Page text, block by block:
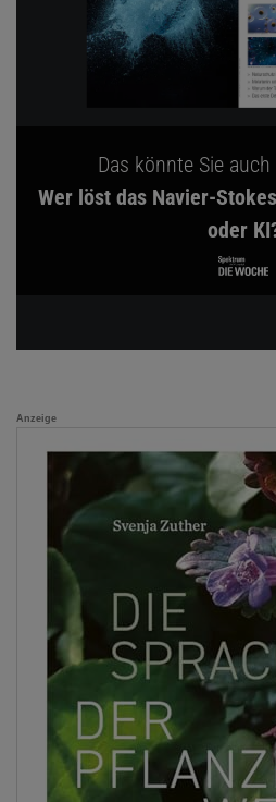
Das könnte Sie
Wer löst das Navier-
oder
Anzeige